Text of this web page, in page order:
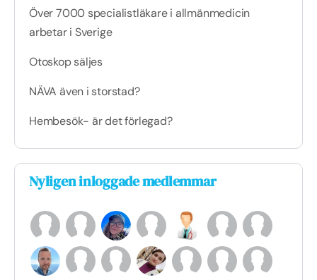
Över 7000 specialistläkare i allmänmedicin
arbetar i Sverige
Otoskop säljes
NÄVA även i storstad?
Hembesök- är det förlegad?
Nyligen inloggade medlemmar